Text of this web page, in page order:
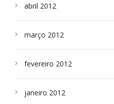
abril 2012
março 2012
fevereiro 2012
janeiro 2012